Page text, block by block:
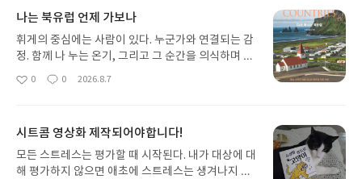
나는 북유럽 언제 가보나
휘게의 중심에는 사람이 있다. 누군가와 연결되는 감
정. 함께 나 누는 온기, 그리고 그 순간을 의식하며 음
미하는 태도가 중요하다.p.153여행이란 반드시 도착
안의 또 다른 면을 만나러 간 것이다.p.269'아이슬란
드에서는 날씨도 여행의 일부입니다." p.273북유럽
사람들은 행복을 거창한 목표처럼 이야기하지 않는
좋
0
댓
0
작
2026.8.7
시트콤 영상화 제작되어야합니다!
모든 스트레스는 평가할 때 시작된다. 내가 대상에 대
해 평가하지 않으면 애초에 스트레스는 생겨나지 않